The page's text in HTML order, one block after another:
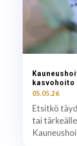
kasvohoito
05.05.26
Etsitkö
tai tärkeälle